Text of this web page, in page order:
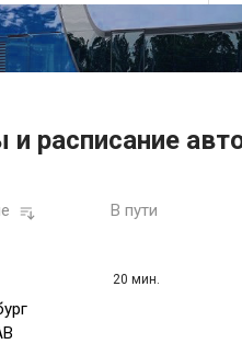
и расписание
В пути
20 мин.